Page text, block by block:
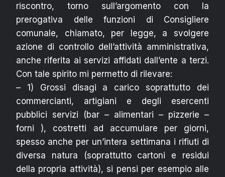
riscontro, torno sull’argomento con la
prerogativa delle funzioni di Consigliere
comunale, chiamato, per legge, a svolgere
azione di controllo dell’attività amministrativa,
anche riferita ai servizi affidati dall’ente a terzi.
Con tale spirito mi permetto di rilevare:
– 1) Grossi disagi a carico soprattutto dei
commercianti, artigiani e degli esercenti
pubblici servizi (bar – alimentari – pizzerie –
forni ), costretti ad accumulare per giorni,
spesso anche per un’intera settimana i rifiuti di
diversa natura (soprattutto cartoni e residui
della propria attività), si pensi per esempio alle